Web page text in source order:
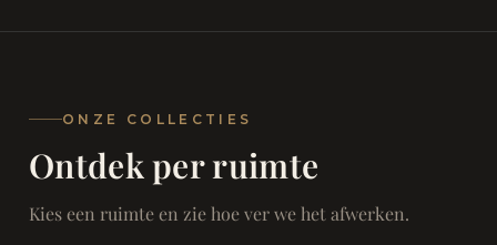
Modern
Marcottestyle Living
ONZE COLLECTIES
Ontdek per ruimte
Kies een ruimte en zie hoe ver we het afwerken.
SAMEN ONTSPANNEN
Woonkamer
Eetkamer
RUST EN RETRAITE